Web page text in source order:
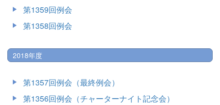
第1359回例会
第1358回例会
2018年度
第1357回例会（最終例会）
第1356回例会（チャーターナイト記念会）